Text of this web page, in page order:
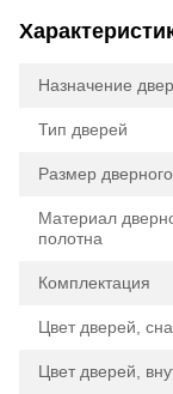
Назначение
Тип дверей
Размер
Материал
полотна
Комплектация
Цвет дверей,
Цвет дверей,